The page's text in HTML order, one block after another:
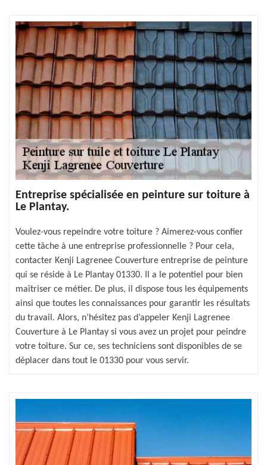
Entreprise spécialisée en peinture sur toiture à
Le Plantay.
Voulez-vous repeindre votre toiture ? Aimerez-vous confier
cette tâche à une entreprise professionnelle ? Pour cela,
contacter Kenji Lagrenee Couverture entreprise de peinture
qui se réside à Le Plantay 01330. Il a le potentiel pour bien
maîtriser ce métier. De plus, il dispose tous les équipements
ainsi que toutes les connaissances pour garantir les résultats
du travail. Alors, n’hésitez pas d’appeler Kenji Lagrenee
Couverture à Le Plantay si vous avez un projet pour peindre
votre toiture. Sur ce, ses techniciens sont disponibles de se
déplacer dans tout le 01330 pour vous servir.